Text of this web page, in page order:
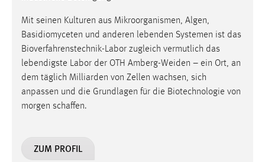
Mit seinen Kulturen aus Mikroorganismen, Algen,
Basidiomyceten und anderen lebenden Systemen ist das
Bioverfahrenstechnik-Labor zugleich vermutlich das
lebendigste Labor der OTH Amberg-Weiden – ein Ort, an
dem täglich Milliarden von Zellen wachsen, sich
anpassen und die Grundlagen für die Biotechnologie von
morgen schaffen.
ZUM PROFIL